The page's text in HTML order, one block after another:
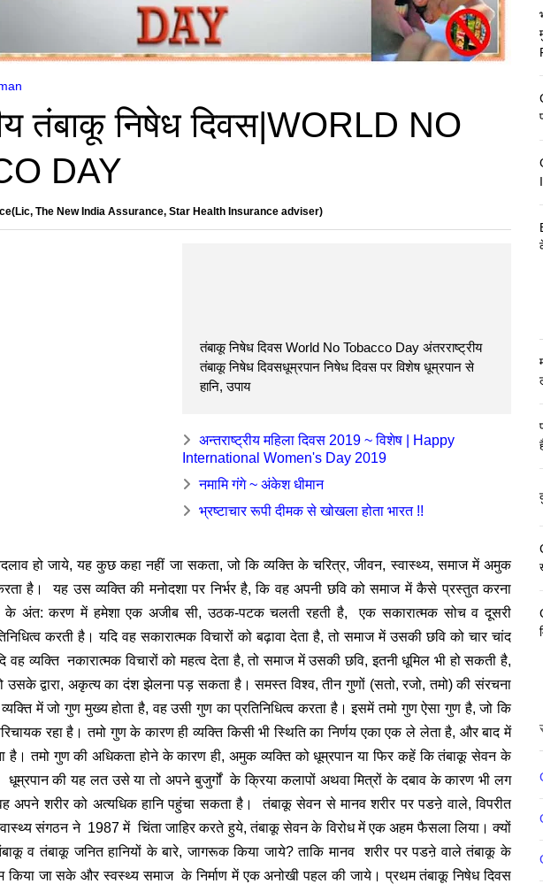
तंबाकू निषेध दिवस|WORLD NO
DAY
The New India Assurance, Star Health Insurance adviser)
तंबाकू निषेध दिवस World No Tobacco Day अंतरराष्ट्रीय
तंबाकू निषेध दिवसधूम्रपान निषेध दिवस पर विशेष धूम्रपान से
हानि, उपाय
अन्तराष्ट्रीय महिला दिवस 2019 ~ विशेष | Happy
International Women's Day 2019
नमामि गंगे ~ अंकेश धीमान
भ्रष्टाचार रूपी दीमक से खोखला होता भारत !!
हो जाये, यह कुछ कहा नहीं जा सकता, जो कि व्यक्ति के चरित्र, जीवन, स्वास्थ्य, समाज में अमुक
है। यह उस व्यक्ति की मनोदशा पर निर्भर है, कि वह अपनी छवि को समाज में कैसे प्रस्तुत करना
के अंत: करण में हमेशा एक अजीब सी, उठक-पटक चलती रहती है, एक सकारात्मक सोच व दूसरी
करती है। यदि वह सकारात्मक विचारों को बढ़ावा देता है, तो समाज में उसकी छवि को चार चांद
व्यक्ति नकारात्मक विचारों को महत्व देता है, तो समाज में उसकी छवि, इतनी धूमिल भी हो सकती है,
उसके द्वारा, अकृत्य का दंश झेलना पड़ सकता है। समस्त विश्व, तीन गुणों (सतो, रजो, तमो) की संरचना
में जो गुण मुख्य होता है, वह उसी गुण का प्रतिनिधित्व करता है। इसमें तमो गुण ऐसा गुण है, जो कि
रहा है। तमो गुण के कारण ही व्यक्ति किसी भी स्थिति का निर्णय एका एक ले लेता है, और बाद में
है। तमो गुण की अधिकता होने के कारण ही, अमुक व्यक्ति को धूम्रपान या फिर कहें कि तंबाकू सेवन के
धूम्रपान की यह लत उसे या तो अपने बुजुर्गों के क्रिया कलापों अथवा मित्रों के दबाव के कारण भी लग
शरीर को अत्यधिक हानि पहुंचा सकता है। तंबाकू सेवन से मानव शरीर पर पडऩे वाले, विपरीत
स्वास्थ्य संगठन ने 1987 में चिंता जाहिर करते हुये, तंबाकू सेवन के विरोध में एक अहम फैसला लिया। क्यों
व तंबाकू जनित हानियों के बारे, जागरूक किया जाये? ताकि मानव शरीर पर पडऩे वाले तंबाकू के
जा सके और स्वस्थ्य समाज के निर्माण में एक अनोखी पहल की जाये। प्रथम तंबाकू निषेध दिवस